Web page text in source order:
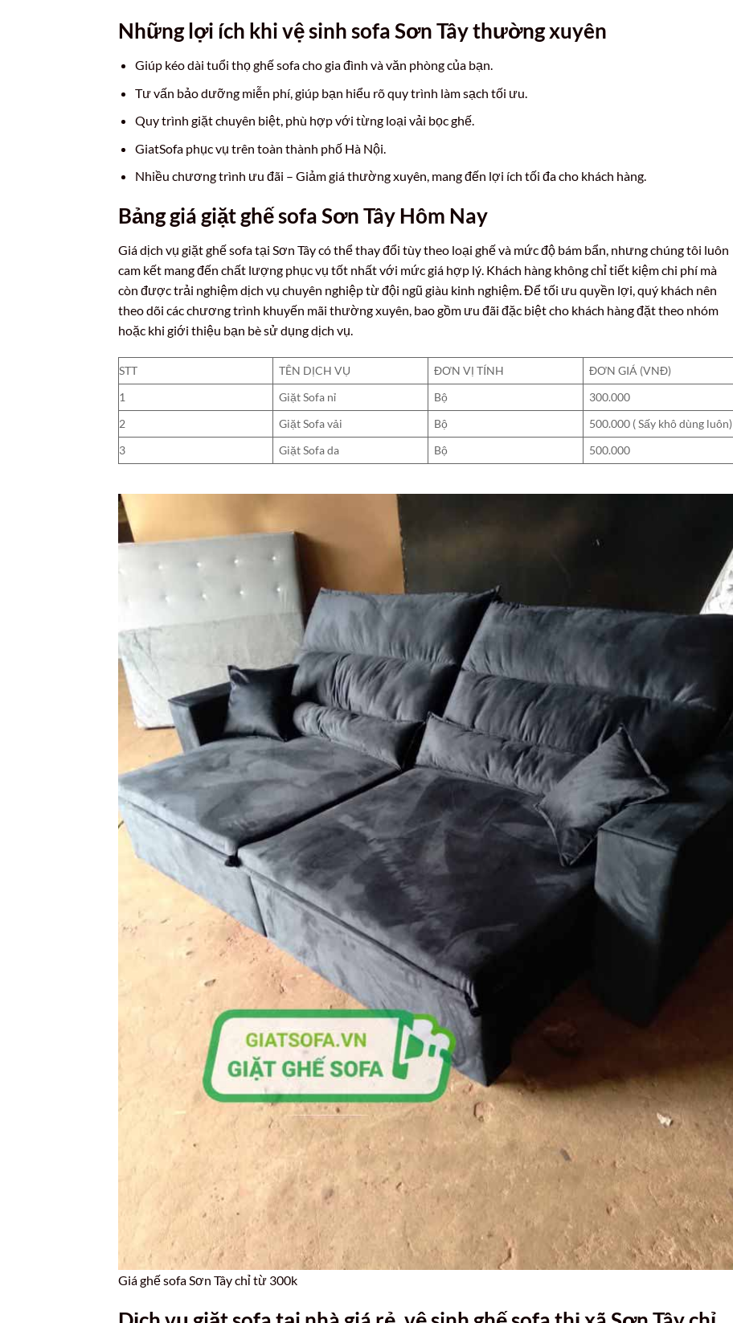
Những lợi ích khi vệ sinh sofa Sơn Tây thường xuyên
Giúp kéo dài tuổi thọ ghế sofa cho gia đình và văn phòng của bạn.
Tư vấn bảo dưỡng miễn phí, giúp bạn hiểu rõ quy trình làm sạch tối ưu.
Quy trình giặt chuyên biệt, phù hợp với từng loại vải bọc ghế.
GiatSofa phục vụ trên toàn thành phố Hà Nội.
Nhiều chương trình ưu đãi – Giảm giá thường xuyên, mang đến lợi ích tối đa cho khách hàng.
Bảng giá giặt ghế sofa Sơn Tây Hôm Nay
Giá dịch vụ giặt ghế sofa tại Sơn Tây có thể thay đổi tùy theo loại ghế và mức độ bám bẩn, nhưng chúng tôi luôn
cam kết mang đến chất lượng phục vụ tốt nhất với mức giá hợp lý. Khách hàng không chỉ tiết kiệm chi phí mà
còn được trải nghiệm dịch vụ chuyên nghiệp từ đội ngũ giàu kinh nghiệm. Để tối ưu quyền lợi, quý khách nên
theo dõi các chương trình khuyến mãi thường xuyên, bao gồm ưu đãi đặc biệt cho khách hàng đặt theo nhóm
hoặc khi giới thiệu bạn bè sử dụng dịch vụ.
STT TÊN DỊCH VỤ ĐƠN VỊ TÍNH
ĐƠN GIÁ (VNĐ)
1
Giặt Sofa nỉ Bộ
300.000
2
Giặt Sofa vải Bộ
500.000 ( Sấy khô dùng luôn)
3
Giặt Sofa da Bộ 500.000
Giá ghế sofa Sơn Tây chỉ từ 300k